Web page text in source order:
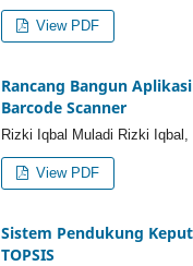
View PDF
Rancang Bangun
Barcode Scanner
Rizki Iqbal Muladi Rizki
View PDF
Sistem Pendukung
TOPSIS